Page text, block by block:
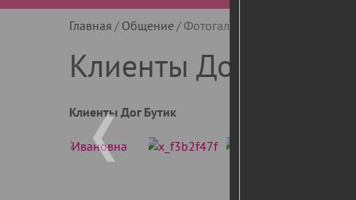
Главная Общение Фотогалерея
Клиенты Дог Бутик
Клиенты Дог Бутик